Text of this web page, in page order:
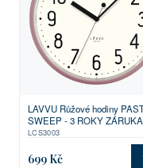
LAVVU Růžové hodiny
SWEEP - 3 ROKY ZÁRUKA
⌀29,5cm
LCS3003
699 Kč